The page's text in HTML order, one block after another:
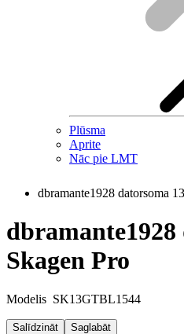
Plūsma
Aprite
Nāc pie LMT
dbramante1928 datorsoma
Skagen Pro
Modelis SK13GTBL1544
Salīdzināt Saglabāt